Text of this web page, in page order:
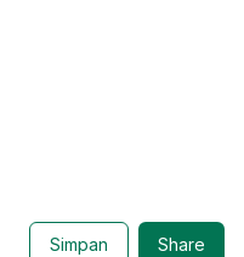
Simpan Share